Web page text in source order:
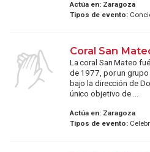
Actúa en: Zaragoza
Tipos de evento:
Coral San
La coral San Mateo
de 1977, por un
bajo la dirección de
único objetivo de ...
Actúa en: Zaragoza
Tipos de evento: